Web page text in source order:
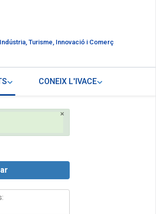
Turisme, Innovació i Comerç
CONEIX L'IVACE
×